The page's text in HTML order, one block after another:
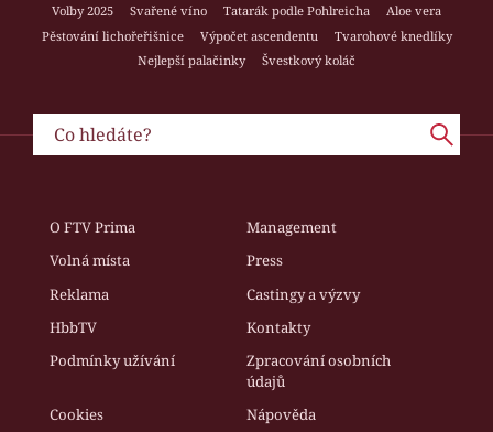
Volby 2025
Svařené víno Tatarák podle Pohlreicha
Aloe vera
Pěstování lichořeřišnice
Výpočet ascendentu
Tvarohové knedlíky
Nejlepší palačinky
Švestkový koláč
O FTV Prima
Management
Volná místa
Press
Reklama
Castingy a výzvy
HbbTV
Kontakty
Podmínky užívání
Zpracování osobních
údajů
Cookies
Nápověda